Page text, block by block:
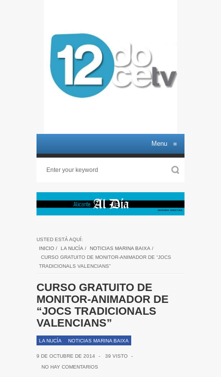
Menu ≡
USTED ESTÁ AQUÍ:
INICIO / LA NUCÍA / NOTICIAS MARINA BAIXA /
CURSO GRATUITO DE MONITOR-ANIMADOR DE “JOCS
TRADICIONALS VALENCIANS”
CURSO GRATUITO DE
MONITOR-ANIMADOR DE
“JOCS TRADICIONALS
VALENCIANS”
LA NUCÍA NOTICIAS MARINA BAIXA
9 DE OCTUBRE DE 2014 - 39 VISTO
-
NO HAY COMENTARIOS